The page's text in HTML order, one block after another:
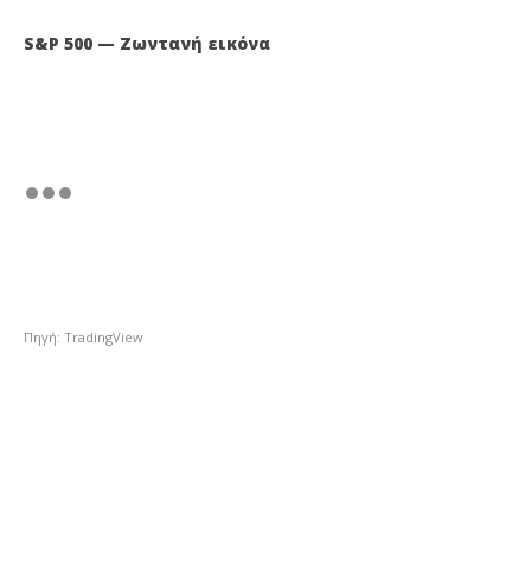
S&P 500 — Ζωντανή εικόνα
Πηγή: TradingView